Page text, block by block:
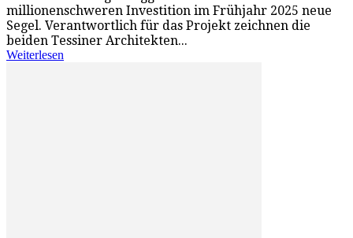
millionenschweren Investition im Frühjahr 2025 neue
Segel. Verantwortlich für das Projekt zeichnen die
beiden Tessiner Architekten...
Weiterlesen